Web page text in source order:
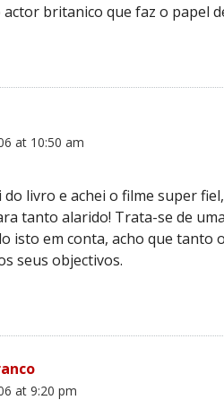
britanico que faz o papel
at 10:50 am
livro e achei o filme super
tanto alarido! Trata-se de
isto em conta, acho que tanto
seus objectivos.
at 9:20 pm